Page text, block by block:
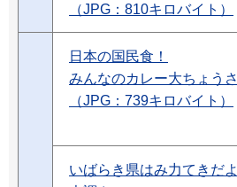
（JPG：810キロバイト）
日本の国民食！
みんなのカレー大ちょうさ
（JPG：739キロバイト）
いばらき県はみ力てきだよ